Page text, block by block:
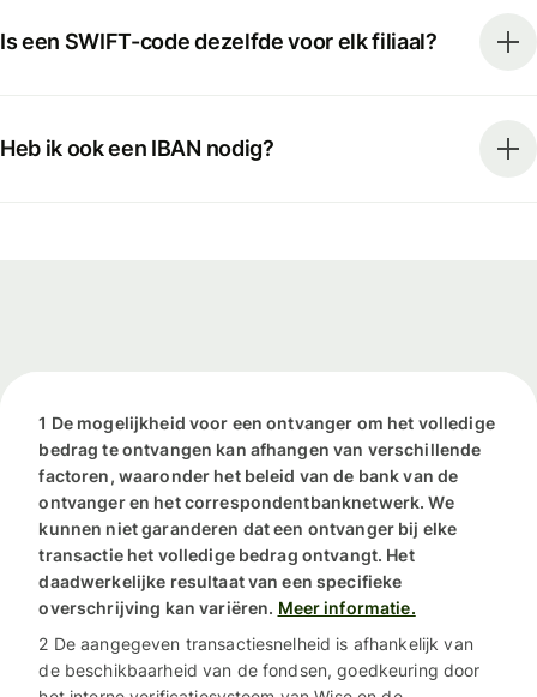
Is een SWIFT-code dezelfde voor elk filiaal?
Heb ik ook een IBAN nodig?
1 De mogelijkheid voor een ontvanger om het volledige
bedrag te ontvangen kan afhangen van verschillende
factoren, waaronder het beleid van de bank van de
ontvanger en het correspondentbanknetwerk. We
kunnen niet garanderen dat een ontvanger bij elke
transactie het volledige bedrag ontvangt. Het
daadwerkelijke resultaat van een specifieke
overschrijving kan variëren. Meer informatie.
2 De aangegeven transactiesnelheid is afhankelijk van
de beschikbaarheid van de fondsen, goedkeuring door